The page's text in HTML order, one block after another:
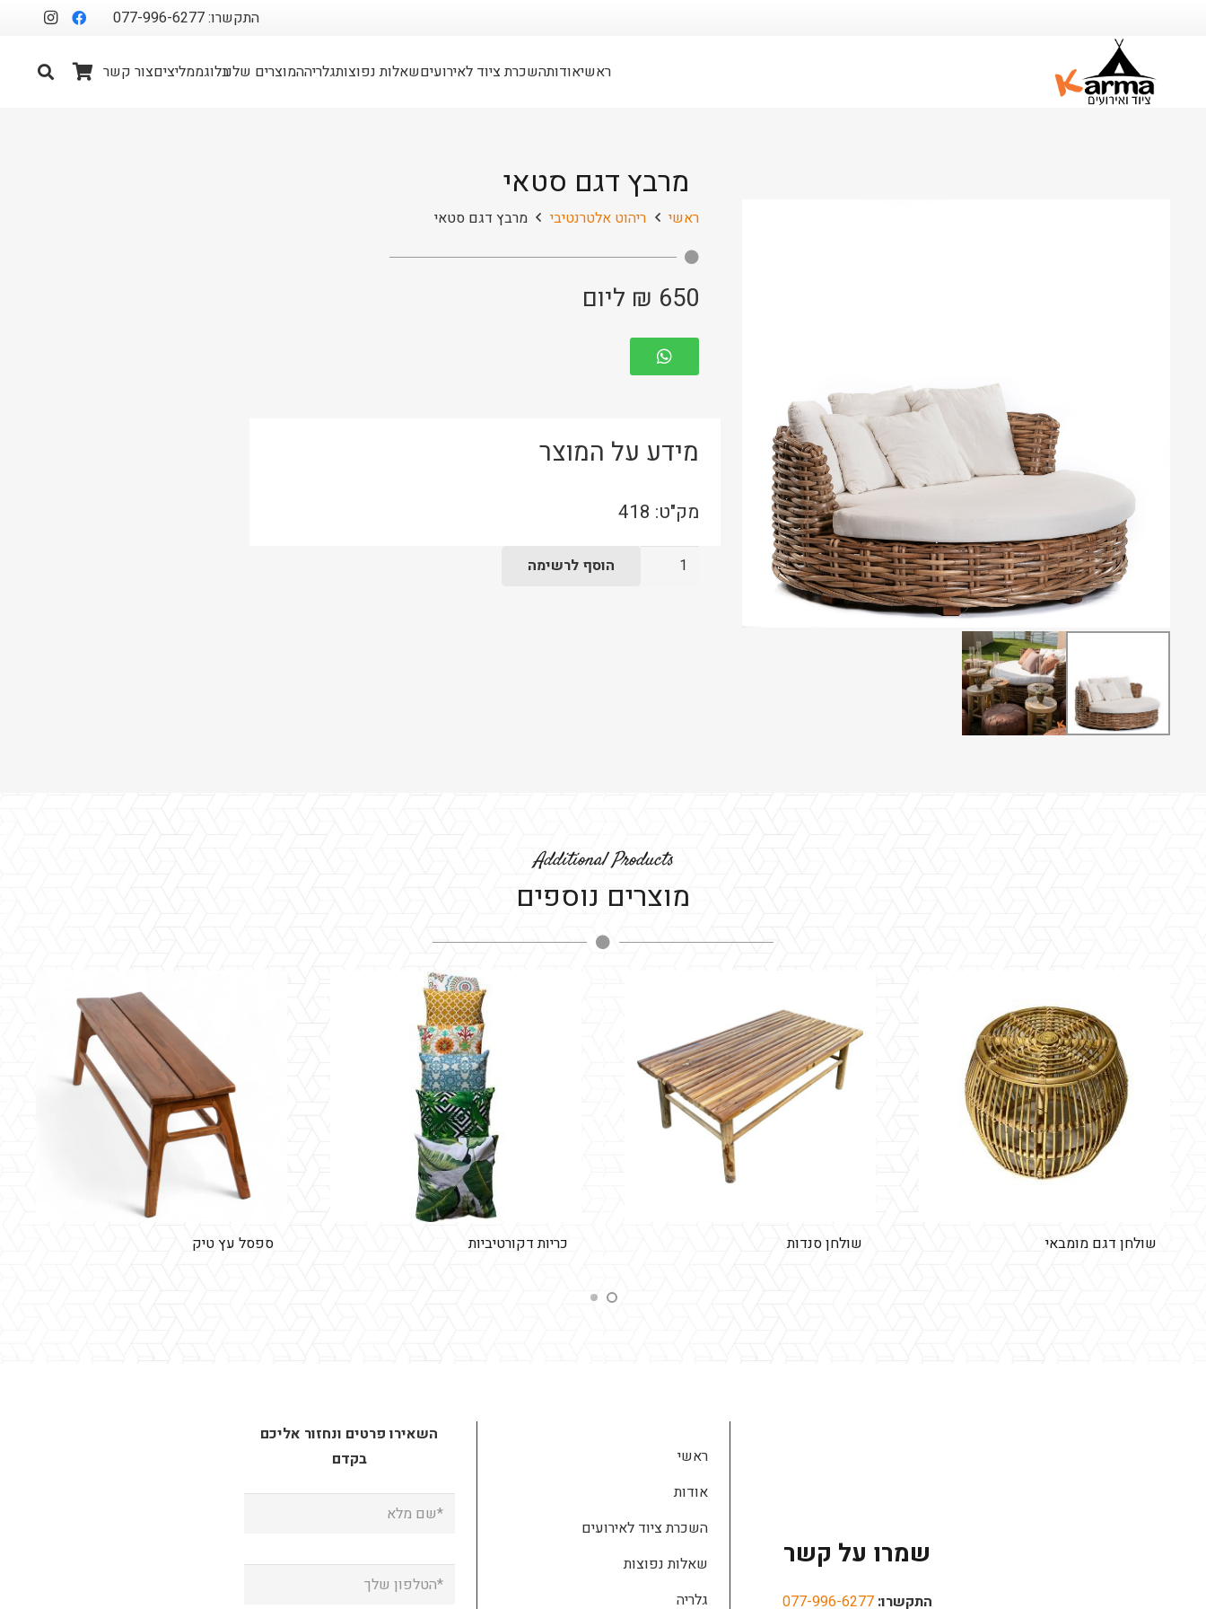
התקשרו: 077-996-6277
ראשיאודותהשכרת ציוד לאירועיםשאלות נפוצותגלריההמוצרים שלנובלוגממליציםצור קשר
מרבץ דגם סטאי
ראשי ריהוט אלטרנטיבי מרבץ דגם סטאי
₪ 650 ליום
מידע על המוצר
מק"ט: 418
כמות
הוסף לרשימה
Additional Products
מוצרים נוספים
שולחן דגם מומבאי שולחן סנדות כריות דקורטיביות ספסל עץ טיק
שמרו על קשר
התקשרו: 077-996-6277
ראשי
אודות
השכרת ציוד לאירועים
שאלות נפוצות
גלריה
השאירו פרטים ונחזור אליכם
בקדם